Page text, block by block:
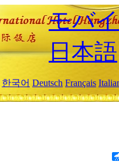
モバ
日本語
한국어 Deutsch Français